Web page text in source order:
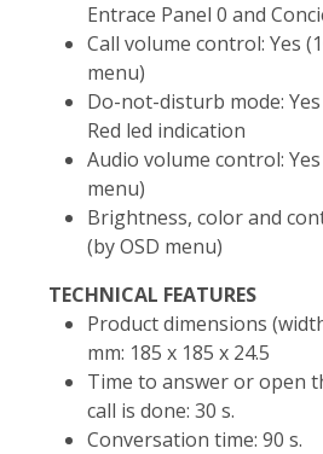
Entrace Panel 0 and
Call volume control: Yes
menu)
Do-not-disturb mode:
Red led indication
Audio volume control:
menu)
Brightness, color and
(by OSD menu)
TECHNICAL FEATURES
Product dimensions
mm: 185 x 185 x 24.5
Time to answer or open
call is done: 30 s.
Conversation time: 90 s.